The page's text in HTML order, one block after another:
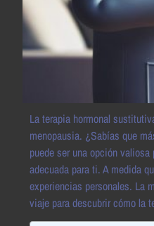
La terapia hormonal
menopausia. ¿Sabías que
puede ser una opción
adecuada para ti. A medida
experiencias personales. La
viaje para descubrir cómo la